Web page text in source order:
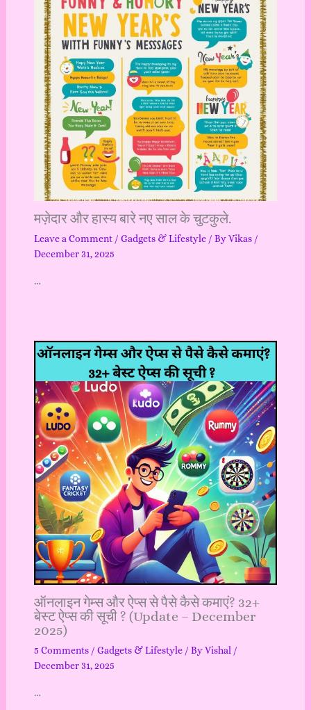
मज़ेदार और हास्य बारे नए साल के चुटकुले.
Leave a Comment / Gadgets & Lifestyle/ ByVikas /
December 31, 2025
…
ऑनलाइन गेम्स और ऐप्स से पैसे कैसे कमाएं? 32+
बेस्ट ऐप्स की सूची ? (Update – December
2025)
5 Comments / Gadgets & Lifestyle/ ByVishal /
December 31, 2025
…